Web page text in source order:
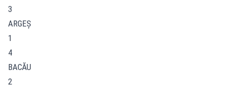
3
ARGEŞ
1
4
BACĂU
2